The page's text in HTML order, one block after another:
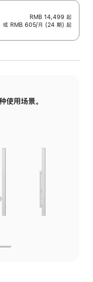
RMB 14,499 起
或 RMB 605/月 (24 期) 起
使用场景。